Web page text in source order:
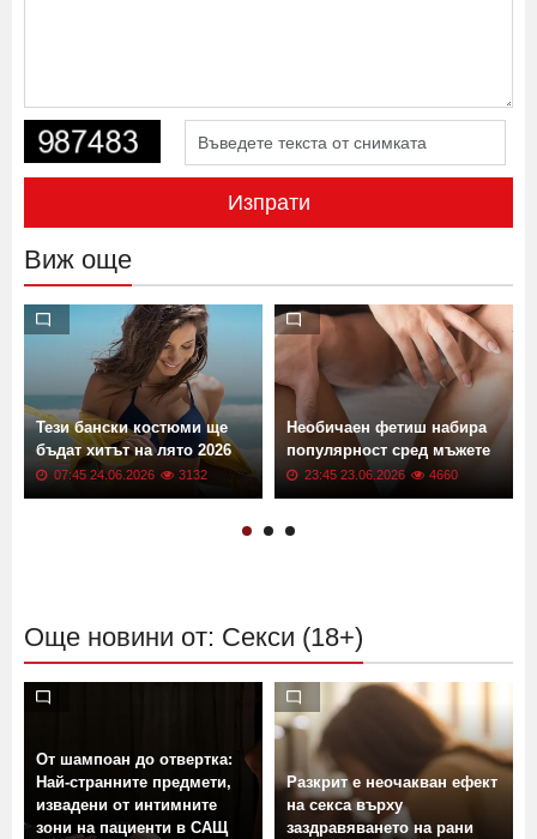
Изпрати
Виж още
Тези бански костюми ще
бъдат хитът на лято 2026
07:45 24.06.2026 3132
Необичаен фетиш набира
популярност сред мъжете
23:45 23.06.2026 4660
Още новини от: Секси (18+)
От шампоан до отвертка:
Най-странните предмети,
извадени от интимните
зони на пациенти в САЩ
Разкрит е неочакван ефект
на секса върху
заздравяването на рани